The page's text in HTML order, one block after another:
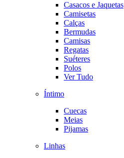
Casacos e Jaquetas
Camisetas
Calças
Bermudas
Camisas
Regatas
Suéteres
Polos
Ver Tudo
Íntimo
Cuecas
Meias
Pijamas
Linhas